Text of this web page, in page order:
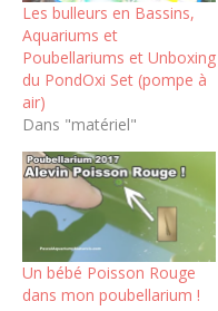
Les bulleurs en Bassins,
Aquariums et
Poubellariums et Unboxing
du PondOxi Set (pompe à
air)
Dans "matériel"
Un bébé Poisson Rouge
dans mon poubellarium !